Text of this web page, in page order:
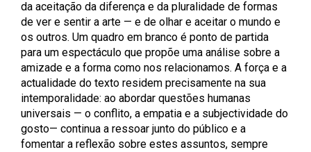
da aceitação da diferença e da pluralidade de formas
de ver e sentir a arte — e de olhar e aceitar o mundo e
os outros. Um quadro em branco é ponto de partida
para um espectáculo que propõe uma análise sobre a
amizade e a forma como nos relacionamos. A força e a
actualidade do texto residem precisamente na sua
intemporalidade: ao abordar questões humanas
universais — o conflito, a empatia e a subjectividade do
gosto— continua a ressoar junto do público e a
fomentar a reflexão sobre estes assuntos, sempre